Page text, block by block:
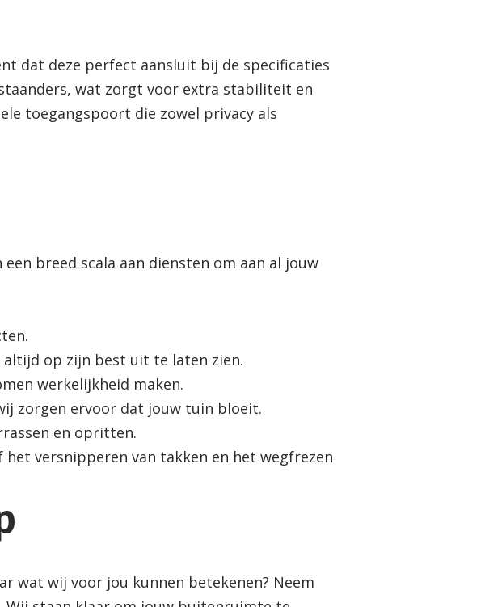
dat deze perfect aansluit bij de specificaties
wat zorgt voor extra stabiliteit en
toegangspoort die zowel privacy als
breed scala aan diensten om aan al jouw
op zijn best uit te laten zien.
werkelijkheid maken.
zorgen ervoor dat jouw tuin bloeit.
en opritten.
versnipperen van takken en het wegfrezen
wat wij voor jou kunnen betekenen? Neem